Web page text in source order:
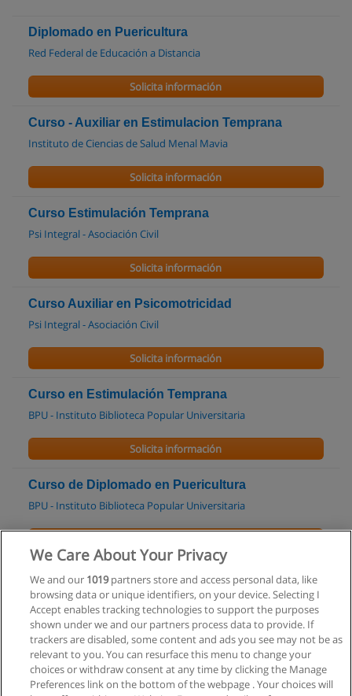
Diplomado en Puericultura
Red Federal de Educación a Distancia
Solicita información
Curso - Auxiliar en Estimulacion Temprana
Instituto de Ciencias de Salud Menal Mavia
Solicita información
Curso Estimulación Temprana
Psi Integral - Asociación Civil
Solicita información
Curso Auxiliar en Psicomotricidad
Psi Integral - Asociación Civil
Solicita información
Curso en Estimulación Temprana
BPU - Instituto Biblioteca Popular Universitaria
Solicita información
Curso de Diplomado en Puericultura
BPU - Instituto Biblioteca Popular Universitaria
Curso - Intervenciones Asistidas con Perros
Asociación Argentina de Terapia Asistida con Perros
Solicita información
We Care About Your Privacy
We and our 1019partners store and access personal data, like
browsing data or unique identifiers, on your device. Selecting I
Accept enables tracking technologies to support the purposes
shown under we and our partners process data to provide. If
trackers are disabled, some content and ads you see may not be as
relevant to you. You can resurface this menu to change your
choices or withdraw consent at any time by clicking the Manage
Preferences link on the bottom of the webpage . Your choices will